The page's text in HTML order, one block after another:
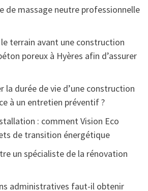
de massage neutre professionnelle
terrain avant une construction
poreux à Hyères afin d’assurer
la durée de vie d’une construction
à un entretien préventif ?
: comment Vision Eco
de transition énergétique
un spécialiste de la rénovation
administratives faut-il obtenir